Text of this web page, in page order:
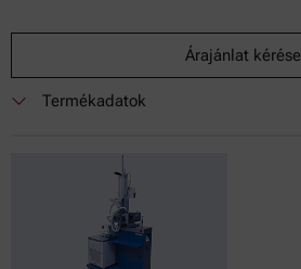
Árajánlat kérése
Termékadatok